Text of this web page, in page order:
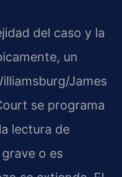
del caso y la
un
James
se programa
lectura de
o es